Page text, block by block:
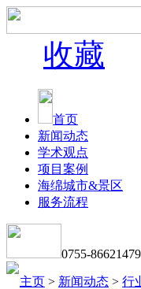
收藏
首页
新闻动态
学术观点
项目案例
海绵城市&景区
服务流程
0755-86621479
主页 > 新闻动态 > 行